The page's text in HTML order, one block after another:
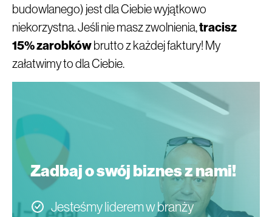
budowlanego) jest dla Ciebie wyjątkowo
niekorzystna. Jeśli nie masz zwolnienia,tracisz
15% zarobkówbrutto z każdej faktury! My
załatwimy to dla Ciebie.
Zadbaj o swój biznes z nami!
Jesteśmy liderem w branży